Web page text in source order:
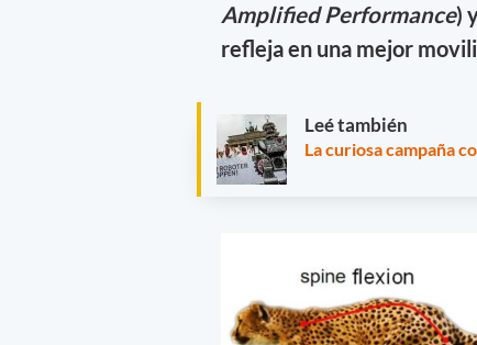
Amplified Performance)
refleja en una mejor
Leé también
La curiosa campaña